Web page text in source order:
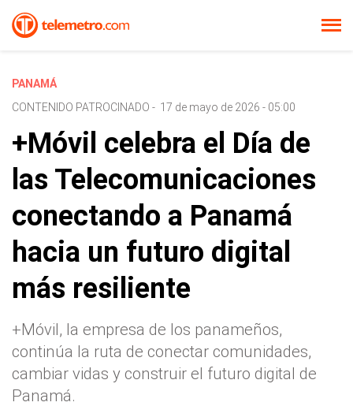
PANAMÁ
CONTENIDO PATROCINADO - 17 de mayo de 2026 - 05:00
+Móvil celebra el Día de
las Telecomunicaciones
conectando a Panamá
hacia un futuro digital
más resiliente
+Móvil, la empresa de los panameños,
continúa la ruta de conectar comunidades,
cambiar vidas y construir el futuro digital de
Panamá.